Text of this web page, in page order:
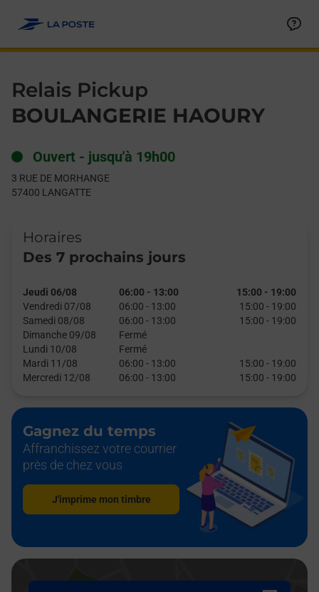
Relais Pickup
BOULANGERIE HAOURY
Ouvert - jusqu'à 19h00
3 RUE DE MORHANGE
57400 LANGATTE
Horaires
Des 7 prochains jours
Jeudi 06/08 06:00 - 13:00 15:00 - 19:00
Vendredi 07/08
06:00 - 13:00 15:00 - 19:00
Samedi 08/08
06:00 - 13:00 15:00 - 19:00
Dimanche 09/08
Fermé
Lundi 10/08
Fermé
Mardi 11/08
06:00 - 13:00 15:00 - 19:00
Mercredi 12/08
06:00 - 13:00 15:00 - 19:00
Gagnez du temps
Affranchissez votre courrier
près de chez vous
J'imprime mon timbre